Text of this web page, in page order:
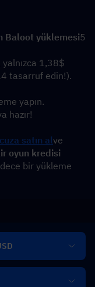
Baloot yüklemesi5
yalnızca 1,38$
tasarruf edin!).
yapın.
hazır!
satın alve
oyun kredisi
bir yükleme